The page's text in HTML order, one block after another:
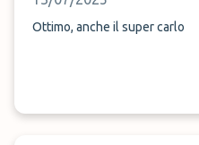
Ottimo, anche il super carlo